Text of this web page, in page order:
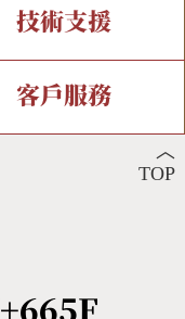
全字庫現況
有名詞介紹
部件查詢
注音查詢
技術支援
字解決方案
Web Service
客戶服務
︿
TOP